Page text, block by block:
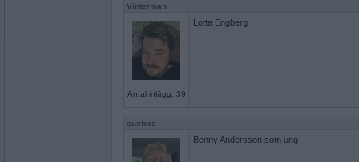
Vinterman
Antal inlägg: 39
Lotta Engberg
susfors
Benny Andersson som ung